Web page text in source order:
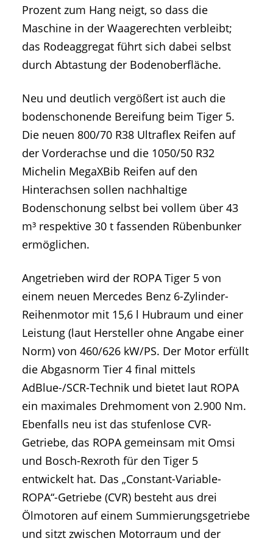
Prozent zum Hang neigt, so dass die
Maschine in der Waagerechten verbleibt;
das Rodeaggregat führt sich dabei selbst
durch Abtastung der Bodenoberfläche.
Neu und deutlich vergößert ist auch die
bodenschonende Bereifung beim Tiger 5.
Die neuen 800/70 R38 Ultraflex Reifen auf
der Vorderachse und die 1050/50 R32
Michelin MegaXBib Reifen auf den
Hinterachsen sollen nachhaltige
Bodenschonung selbst bei vollem über 43
m³ respektive 30 t fassenden Rübenbunker
ermöglichen.
Angetrieben wird der ROPA Tiger 5 von
einem neuen Mercedes Benz 6-Zylinder-
Reihenmotor mit 15,6 l Hubraum und einer
Leistung (laut Hersteller ohne Angabe einer
Norm) von 460/626 kW/PS. Der Motor erfüllt
die Abgasnorm Tier 4 final mittels
AdBlue-/SCR-Technik und bietet laut ROPA
ein maximales Drehmoment von 2.900 Nm.
Ebenfalls neu ist das stufenlose CVR-
Getriebe, das ROPA gemeinsam mit Omsi
und Bosch-Rexroth für den Tiger 5
entwickelt hat. Das „Constant-Variable-
ROPA“-Getriebe (CVR) besteht aus drei
Ölmotoren auf einem Summierungsgetriebe
und sitzt zwischen Motorraum und der